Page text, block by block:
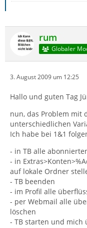
rum
Globaler
3. August 2009 um 12:25
Hallo und guten Tag
nun, das Problem mit
unterschiedlichen
Ich habe bei 1&1
- in TB alle
- in
auf lokale Ordner
- TB beenden
- im Profil alle
- per Webmail alle
löschen
- TB starten und mich